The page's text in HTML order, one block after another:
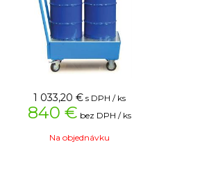
1 033,20 € s DPH / ks
840 € bez DPH / ks
Na objednávku